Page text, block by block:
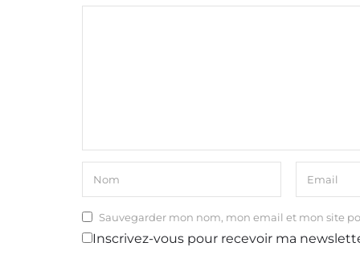
Sauvegarder mon nom, mon email et mon site
Inscrivez-vous pour recevoir ma